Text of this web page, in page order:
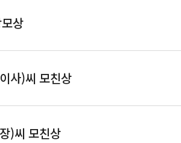
상
모상
사)씨 모친상
사)씨 모친상
)씨 모친상